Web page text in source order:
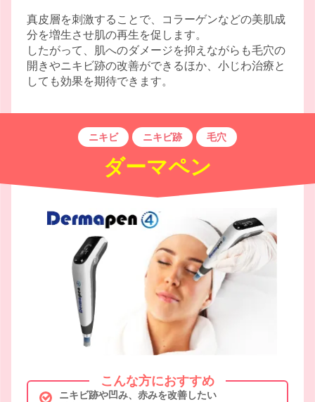
真皮層を刺激することで、コラーゲンなどの美肌成
分を増生させ肌の再生を促します。
したがって、肌へのダメージを抑えながらも毛穴の
開きやニキビ跡の改善ができるほか、小じわ治療と
しても効果を期待できます。
ニキビ ニキビ跡 毛穴
ダーマペン
こんな方におすすめ
ニキビ跡や凹み、赤みを改善したい